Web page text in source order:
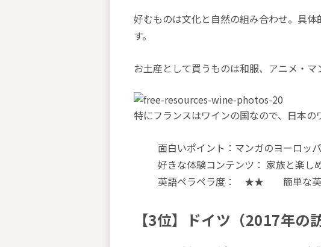
好むものは文化と自然の組み合わせ。具
す。
お土産として買うものは和服、アニメ・マ
特にフランスはワインの国なので、日本の
面白いポイント：マンガのヨーロッ
好きな体験コンテンツ： 家族と楽し
英語ペラペラ度： ★★ 簡単な英
【3位】ドイツ（2017年の